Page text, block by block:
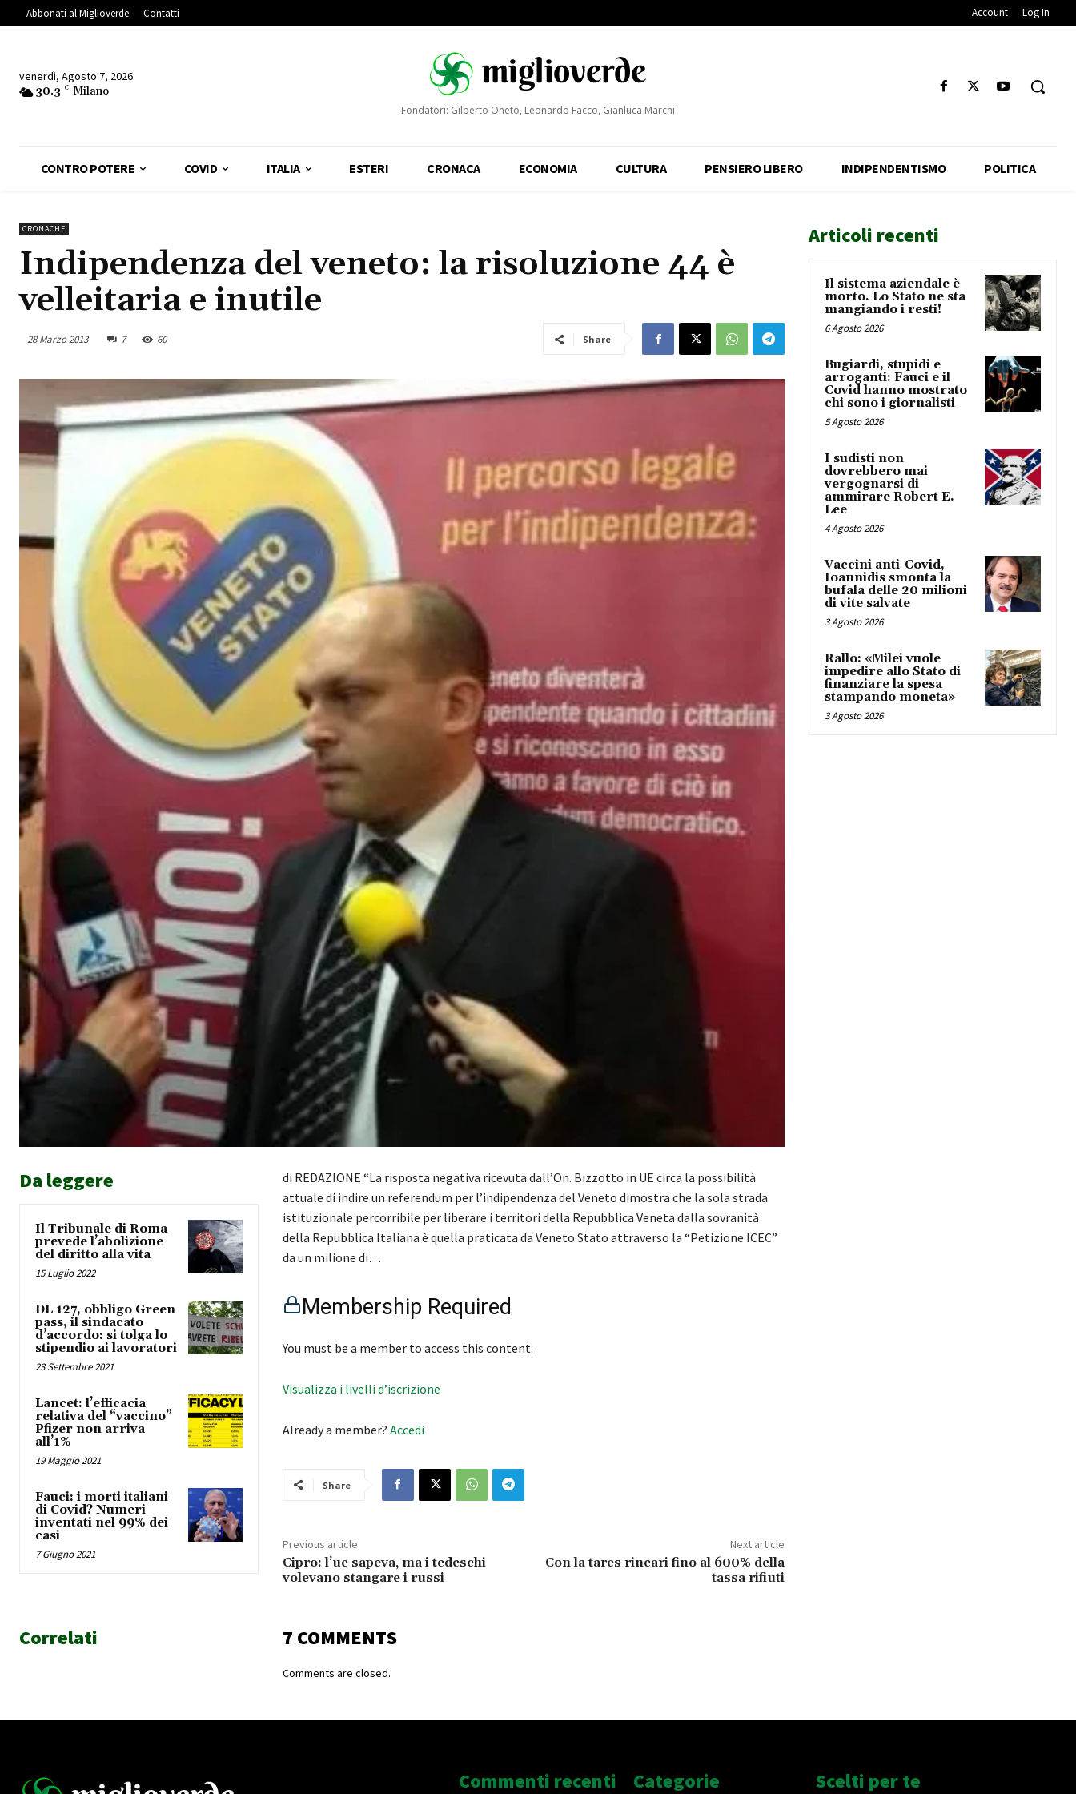
Abbonati al Miglioverde Contatti Account Log In
venerdì, Agosto 7, 2026
30.3 C Milano
Fondatori: Gilberto Oneto, Leonardo Facco, Gianluca Marchi
CONTRO POTERE COVID ITALIA ESTERI CRONACA ECONOMIA CULTURA PENSIERO LIBERO INDIPENDENTISMO POLITICA
CRONACHE
Indipendenza del veneto: la risoluzione 44 è
velleitaria e inutile
28 Marzo 2013 7 60 Share
Da leggere
Il Tribunale di Roma
prevede l’abolizione
del diritto alla vita
15 Luglio 2022
DL 127, obbligo Green
pass, il sindacato
d’accordo: si tolga lo
stipendio ai lavoratori
23 Settembre 2021
Lancet: l’efficacia
relativa del “vaccino”
Pfizer non arriva
all’1%
19 Maggio 2021
Fauci: i morti italiani
di Covid? Numeri
inventati nel 99% dei
casi
7 Giugno 2021
di REDAZIONE “La risposta negativa ricevuta dall’On. Bizzotto in UE circa la possibilità
attuale di indire un referendum per l’indipendenza del Veneto dimostra che la sola strada
istituzionale percorribile per liberare i territori della Repubblica Veneta dalla sovranità
della Repubblica Italiana è quella praticata da Veneto Stato attraverso la “Petizione ICEC”
da un milione di…
Membership Required
You must be a member to access this content.
Visualizza i livelli d’iscrizione
Already a member? Accedi
Share
Previous article
Cipro: l’ue sapeva, ma i tedeschi
volevano stangare i russi
Next article
Con la tares rincari fino al 600% della
tassa rifiuti
Correlati 7 COMMENTS
Comments are closed.
Articoli recenti
Il sistema aziendale è
morto. Lo Stato ne sta
mangiando i resti!
6 Agosto 2026
Bugiardi, stupidi e
arroganti: Fauci e il
Covid hanno mostrato
chi sono i giornalisti
5 Agosto 2026
I sudisti non
dovrebbero mai
vergognarsi di
ammirare Robert E.
Lee
4 Agosto 2026
Vaccini anti-Covid,
Ioannidis smonta la
bufala delle 20 milioni
di vite salvate
3 Agosto 2026
Rallo: «Milei vuole
impedire allo Stato di
finanziare la spesa
stampando moneta»
3 Agosto 2026
Commenti recenti
Categorie
Scelti per te